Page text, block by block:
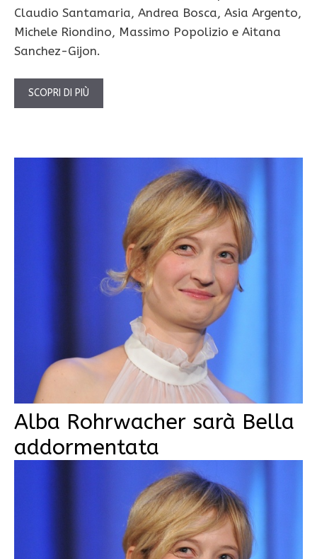
Claudio Santamaria, Andrea Bosca, Asia Argento,
Michele Riondino, Massimo Popolizio e Aitana
Sanchez-Gijon.
SCOPRI DI PIÙ
Alba Rohrwacher sarà Bella
addormentata